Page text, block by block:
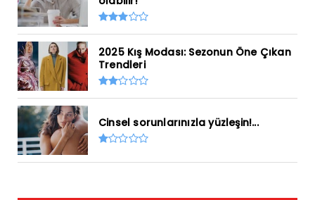
2025 Kış Modası: Sezonun Öne Çıkan
Trendleri
Cinsel sorunlarınızla yüzleşin!...